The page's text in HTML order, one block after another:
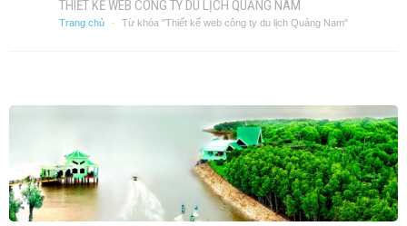
THIẾT KẾ WEB CÔNG TY DU LỊCH QUẢNG NAM
Trang chủ · Từ khóa "Thiết kế web công ty du lịch Quảng Nam"